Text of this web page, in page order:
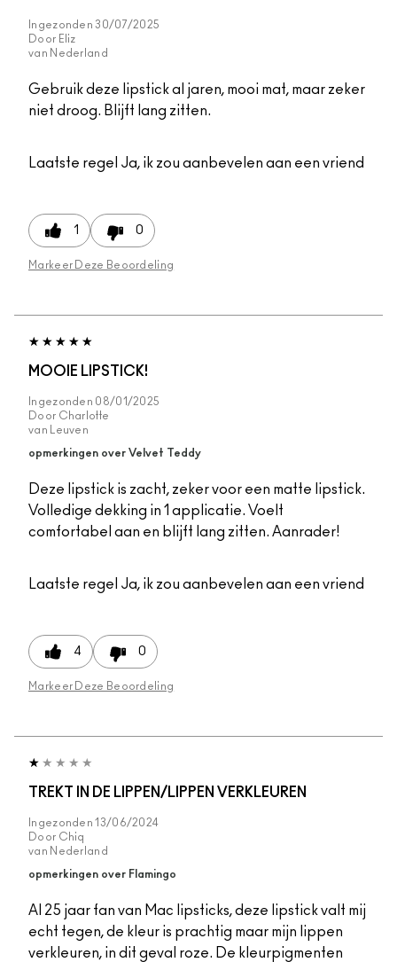
Ingezonden30/07/2025
Door Eliz
van Nederland
Gebruik deze lipstick al jaren, mooi mat, maar zeker
niet droog. Blijft lang zitten.
Laatste regel Ja, ik zou aanbevelen aan een vriend
1 0
Markeer Deze Beoordeling
MOOIE LIPSTICK!
Ingezonden 08/01/2025
Door Charlotte
van Leuven
opmerkingen over Velvet Teddy
Deze lipstick is zacht, zeker voor een matte lipstick.
Volledige dekking in 1 applicatie. Voelt
comfortabel aan en blijft lang zitten. Aanrader!
Laatste regel Ja, ik zou aanbevelen aan een vriend
4 0
Markeer Deze Beoordeling
TREKT IN DE LIPPEN/LIPPEN VERKLEUREN
Ingezonden13/06/2024
Door Chiq
van Nederland
opmerkingen over Flamingo
Al 25 jaar fan van Mac lipsticks, deze lipstick valt mij
echt tegen, de kleur is prachtig maar mijn lippen
verkleuren, in dit geval roze. De kleurpigmenten